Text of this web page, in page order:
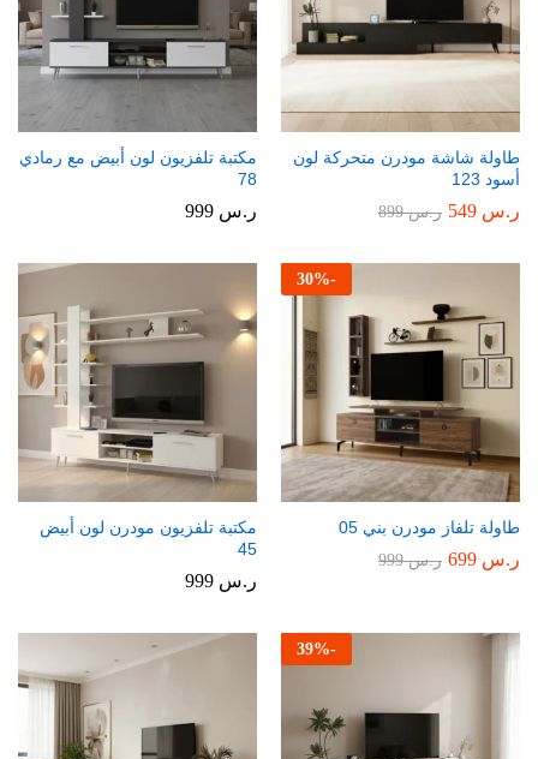
طاولة شاشة مودرن متحركة لون
أسود 123
ر.س ر.س899
مكتبة تلفزيون لون أبيض مع رمادي
78
ر.س
-
30%
طاولة تلفاز مودرن بني 05
ر.س ر.س999
مكتبة تلفزيون مودرن لون أبيض
45
ر.س
-
39%